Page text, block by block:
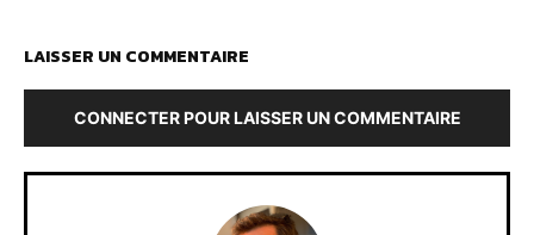
LAISSER UN COMMENTAIRE
CONNECTER POUR LAISSER UN COMMENTAIRE